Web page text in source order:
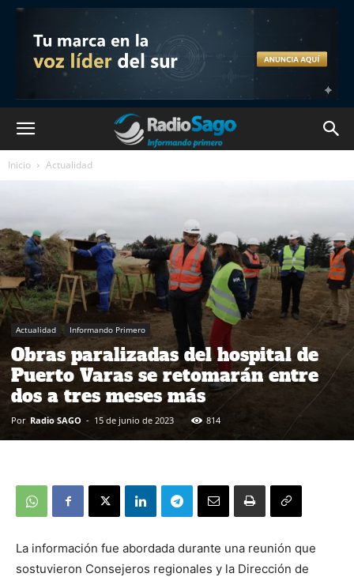
Inicio Actualidad
Actualidad Informando Primero
Obras paralizadas del hospital de
Puerto Varas se retomarán entre
dos a tres meses más
Por Radio SAGO - 15 de junio de 2023 814
La información fue abordada durante una reunión que
sostuvieron Consejeros regionales y la Dirección de